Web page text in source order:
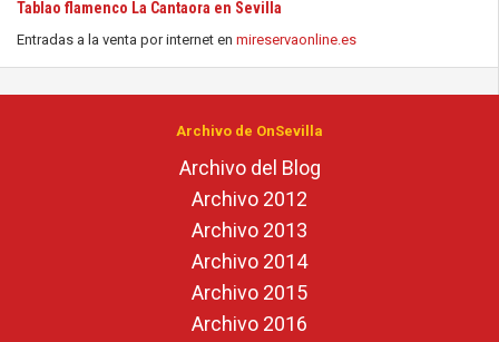
Tablao flamenco La Cantaora en Sevilla
Entradas a la venta por internet en mireservaonline.es
Archivo de OnSevilla
Archivo del Blog
Archivo 2012
Archivo 2013
Archivo 2014
Archivo 2015
Archivo 2016